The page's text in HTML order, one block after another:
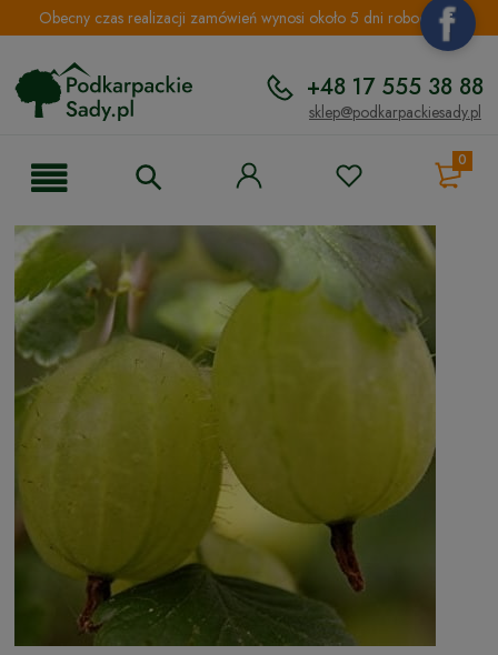
Obecny czas realizacji zamówień wynosi około 5 dni roboczych.
+48 17 555 38 88
sklep@podkarpackiesady.pl
0